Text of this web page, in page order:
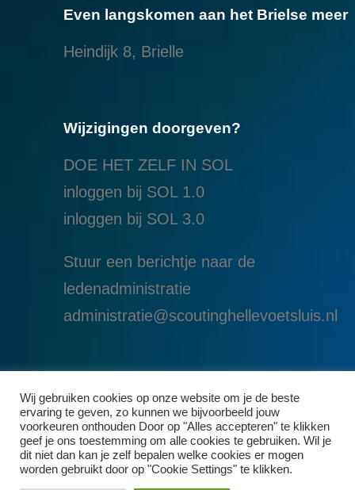
Even langskomen aan het Brielse meer
Heindijk 8, Brielle
Wijzigingen doorgeven?
DOE HET ZELF IN SOL
inloggen bij SOL 1.0
inloggen bij SOL 3.0
Stuur een berichtje naar de
ledenadministratie
administratie@scoutinghellevoetsluis.nl
Wij gebruiken cookies op onze website om je de beste
ervaring te geven, zo kunnen we bijvoorbeeld jouw
voorkeuren onthouden Door op "Alles accepteren" te klikken
geef je ons toestemming om alle cookies te gebruiken. Wil je
dit niet dan kan je zelf bepalen welke cookies er mogen
worden gebruikt door op "Cookie Settings" te klikken.